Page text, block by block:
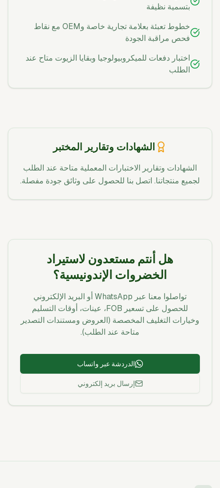
بتسمية نظيفة
خطوط تعبئة بعلامة تجارية خاصة وOEM مع نقاط
فحص مراقبة الجودة
اختبار دفعات للميكروبيولوجيا وبقايا الزيوت متاح عند
الطلب
الشهادات وتقارير المختبر
الشهادات وتقارير الاختبارات المعملية متاحة عند الطلب
لجميع منتجاتنا. اتصل بنا للحصول على وثائق جودة مفصلة.
هل أنتم مستعدون لاستيراد
الخضروات الإندونيسية؟
تواصلوا معنا عبر WhatsApp أو البريد الإلكتروني
للحصول على تسعير FOB، عينات، أوقات التسليم
وخيارات التغليف المخصصة (العروض ومستندات التصدير
متاحة عند الطلب).
الدردشة عبر واتساب
إرسال بريد إلكتروني